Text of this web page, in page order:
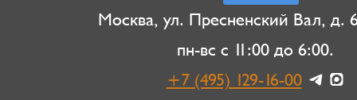
Москва, ул. Пресненский Вал, д.
пн-вс с 11:00 до 6:00.
+7 (495) 129-16-00